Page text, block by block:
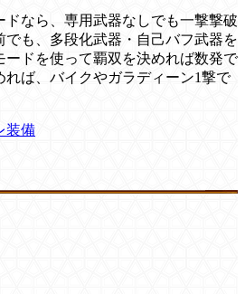
なら、専用武器なしでも一撃撃破
でも、多段化武器・自己バフ武器を
ードを使って覇双を決めれば数発で
ば、バイクやガラディーン1撃で
装備